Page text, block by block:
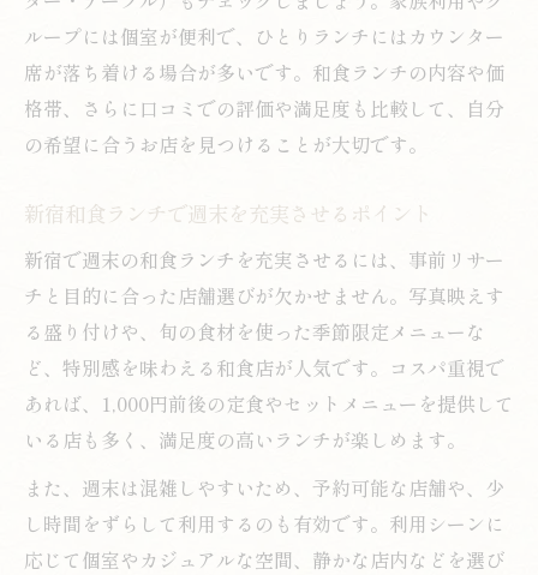
ループには個室が便利で、ひとりランチにはカウンター
席が落ち着ける場合が多いです。和食ランチの内容や価
格帯、さらに口コミでの評価や満足度も比較して、自分
の希望に合うお店を見つけることが大切です。
新宿和食ランチで週末を充実させるポイント
新宿で週末の和食ランチを充実させるには、事前リサー
チと目的に合った店舗選びが欠かせません。写真映えす
る盛り付けや、旬の食材を使った季節限定メニューな
ど、特別感を味わえる和食店が人気です。コスパ重視で
あれば、1,000円前後の定食やセットメニューを提供して
いる店も多く、満足度の高いランチが楽しめます。
また、週末は混雑しやすいため、予約可能な店舗や、少
し時間をずらして利用するのも有効です。利用シーンに
応じて個室やカジュアルな空間、静かな店内などを選び